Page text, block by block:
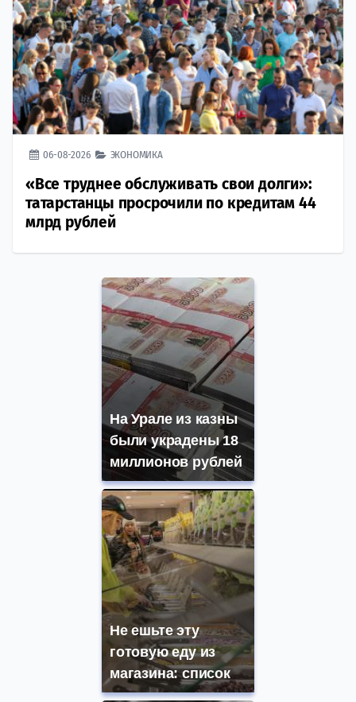
06-08-2026 ЭКОНОМИКА
«Все труднее обслуживать свои долги»:
татарстанцы просрочили по кредитам 44
млрд рублей
На Урале из казны
были украдены 18
миллионов рублей
Не ешьте эту
готовую еду из
магазина: список